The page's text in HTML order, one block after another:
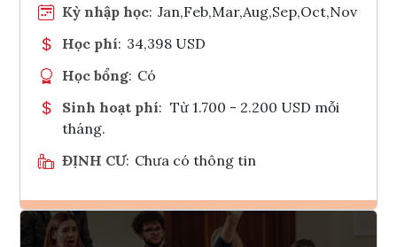
Kỳ nhập học: Jan,Feb,Mar,Aug,Sep,Oct,Nov
Học phí: 34,398 USD
Học bổng: Có
Sinh hoạt phí: Từ 1.700 - 2.200 USD mỗi
tháng.
ĐỊNH CƯ: Chưa có thông tin
Ghi danh